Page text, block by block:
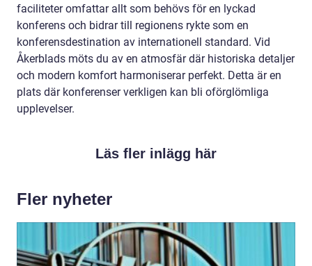
faciliteter omfattar allt som behövs för en lyckad
konferens och bidrar till regionens rykte som en
konferensdestination av internationell standard. Vid
Åkerblads möts du av en atmosfär där historiska detaljer
och modern komfort harmoniserar perfekt. Detta är en
plats där konferenser verkligen kan bli oförglömliga
upplevelser.
Läs fler inlägg här
Fler nyheter